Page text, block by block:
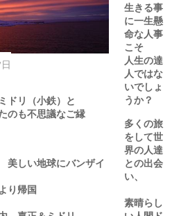
生きる事
に一生懸
命な人事
こそ
人生の達
人ではな
いでしょ
うか？
多くの旅
をして世
界の人達
との出会
い、
素晴らし
ドリ（小鉄）と
のも不思議なご縁
球にバンザイ
り帰国